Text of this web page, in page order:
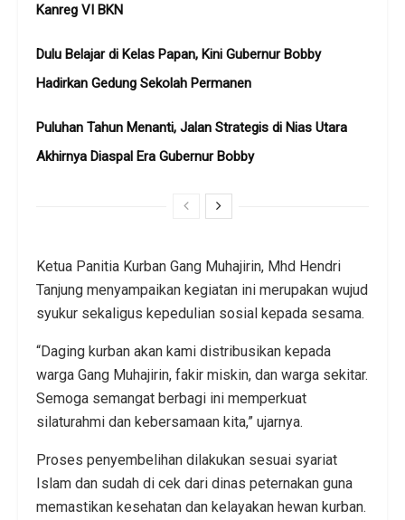
Kanreg VI BKN
Dulu Belajar di Kelas Papan, Kini Gubernur Bobby
Hadirkan Gedung Sekolah Permanen
Puluhan Tahun Menanti, Jalan Strategis di Nias Utara
Akhirnya Diaspal Era Gubernur Bobby
Ketua Panitia Kurban Gang Muhajirin, Mhd Hendri
Tanjung menyampaikan kegiatan ini merupakan wujud
syukur sekaligus kepedulian sosial kepada sesama.
“Daging kurban akan kami distribusikan kepada
warga Gang Muhajirin, fakir miskin, dan warga sekitar.
Semoga semangat berbagi ini memperkuat
silaturahmi dan kebersamaan kita,” ujarnya.
Proses penyembelihan dilakukan sesuai syariat
Islam dan sudah di cek dari dinas peternakan guna
memastikan kesehatan dan kelayakan hewan kurban.